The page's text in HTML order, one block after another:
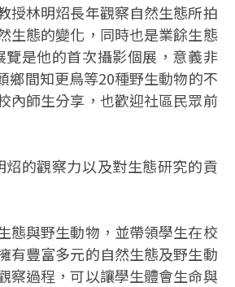
授林明炤長年觀察自然生態所拍
生態的變化，同時也是業餘生態
是他的首次攝影個展，意義非
鄉間知更鳥等20種野生動物的不
內師生分享，也歡迎社區民眾前
的觀察力以及對生態研究的貢
態與野生動物，並帶領學生在校
有豐富多元的自然生態及野生動
察過程，可以讓學生體會生命與